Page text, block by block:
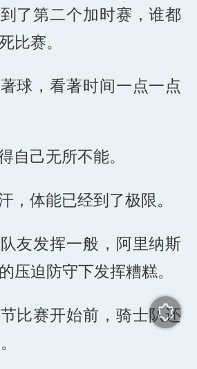
了第二个加时赛，谁都
比赛。
球，看著时间一点一点
自己无所不能。
，体能已经到了极限。
友发挥一般，阿里纳斯
压迫防守下发挥糟糕。
比赛开始前，骑士队还